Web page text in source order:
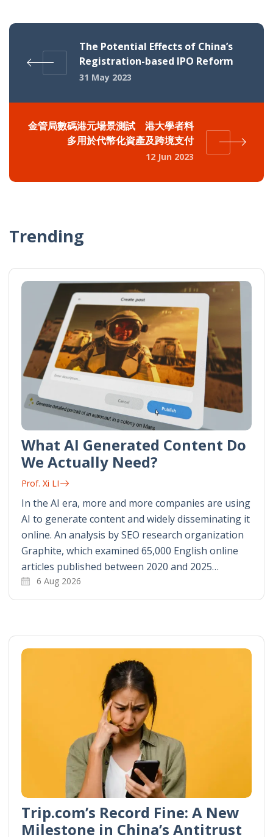
The Potential Effects of China’s
Registration-based IPO Reform
31 May 2023
金管局數碼港元場景測試 港大學者料
多用於代幣化資產及跨境支付
12 Jun 2023
Trending
What AI Generated Content Do
We Actually Need?
Prof. Xi LI
In the AI era, more and more companies are using
AI to generate content and widely disseminating it
online. An analysis by SEO research organization
Graphite, which examined 65,000 English online
articles published between 2020 and 2025…
6 Aug 2026
Trip.com’s Record Fine: A New
Milestone in China’s Antitrust